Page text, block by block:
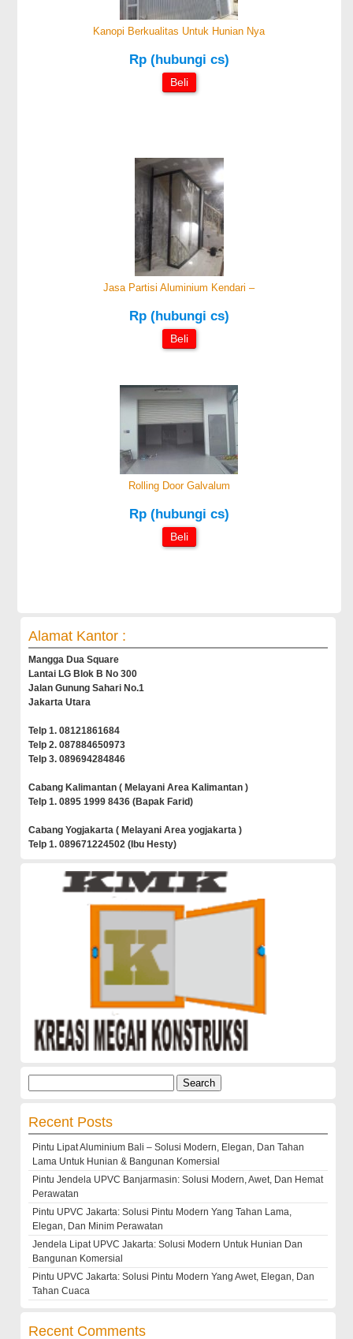
Kanopi Berkualitas Untuk Hunian Nya
Rp (hubungi cs)
Beli
Jasa Partisi Aluminium Kendari –
Rp (hubungi cs)
Beli
Rolling Door Galvalum
Rp (hubungi cs)
Beli
Alamat Kantor :
Mangga Dua Square
Lantai LG Blok B No 300
Jalan Gunung Sahari No.1
Jakarta Utara
Telp 1. 08121861684
Telp 2. 087884650973
Telp 3. 089694284846
Cabang Kalimantan ( Melayani Area Kalimantan )
Telp 1. 0895 1999 8436 (Bapak Farid)
Cabang Yogjakarta ( Melayani Area yogjakarta )
Telp 1. 089671224502 (Ibu Hesty)
Recent Posts
Pintu Lipat Aluminium Bali – Solusi Modern, Elegan, Dan Tahan
Lama Untuk Hunian & Bangunan Komersial
Pintu Jendela UPVC Banjarmasin: Solusi Modern, Awet, Dan Hemat
Perawatan
Pintu UPVC Jakarta: Solusi Pintu Modern Yang Tahan Lama,
Elegan, Dan Minim Perawatan
Jendela Lipat UPVC Jakarta: Solusi Modern Untuk Hunian Dan
Bangunan Komersial
Pintu UPVC Jakarta: Solusi Pintu Modern Yang Awet, Elegan, Dan
Tahan Cuaca
Recent Comments